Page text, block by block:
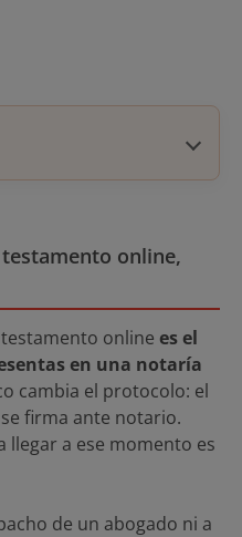
online,
testamento online es el
en una notaría
cambia el protocolo: el
firma ante notario.
llegar a ese momento es
de un abogado ni a